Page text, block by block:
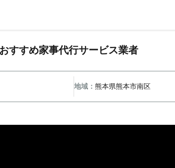
すすめ家事代行サービス業者
地域：熊本県熊本市南区